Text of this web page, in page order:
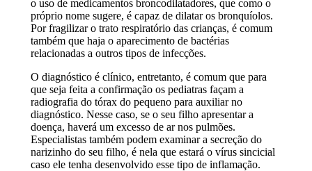
o uso de medicamentos broncodilatadores, que como o
próprio nome sugere, é capaz de dilatar os bronquíolos.
Por fragilizar o trato respiratório das crianças, é comum
também que haja o aparecimento de bactérias
relacionadas a outros tipos de infecções.
O diagnóstico é clínico, entretanto, é comum que para
que seja feita a confirmação os pediatras façam a
radiografia do tórax do pequeno para auxiliar no
diagnóstico. Nesse caso, se o seu filho apresentar a
doença, haverá um excesso de ar nos pulmões.
Especialistas também podem examinar a secreção do
narizinho do seu filho, é nela que estará o vírus sincicial
caso ele tenha desenvolvido esse tipo de inflamação.